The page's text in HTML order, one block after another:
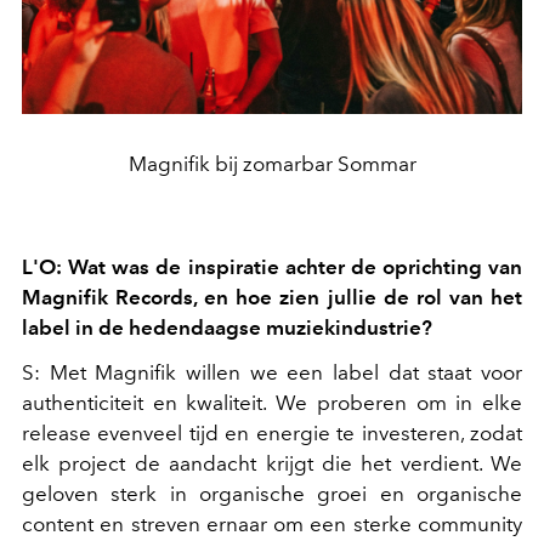
Magnifik bij zomarbar Sommar
L'O: Wat was de inspiratie achter de oprichting van
Magnifik Records, en hoe zien jullie de rol van het
label in de hedendaagse muziekindustrie?
S: Met Magnifik willen we een label dat staat voor
authenticiteit en kwaliteit. We proberen om in elke
release evenveel tijd en energie te investeren, zodat
elk project de aandacht krijgt die het verdient. We
geloven sterk in organische groei en organische
content en streven ernaar om een sterke community